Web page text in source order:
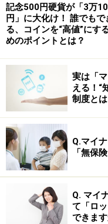
つかなり若い番号の
幣であり、こうした
流通しません。なぜ
係各所に配られ展示さ
そのため、新しい紙
クションには出てき
3000番のような紙幣
ークションに出てく
て記番号の色が変わっ
AA-AA券はお
記念500円硬貨が「3万
円」に大化け！ 誰でもで
る、コインを“高値”にす
めのポイントとは？
実は「
える！“
制度とは
Q.マイ
「無保
Q. マイ
て「ロ
できま